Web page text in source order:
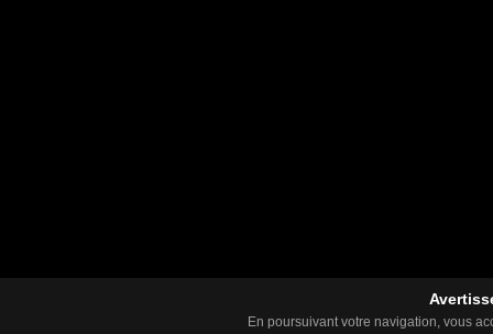
En poursuivant votre navigation, vous